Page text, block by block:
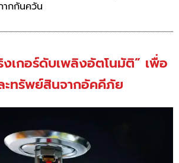
กกันควัน
เกอร์ดับเพลิงอัตโนมัติ” เพื่อ
ทรัพย์สินจากอัคคีภัย